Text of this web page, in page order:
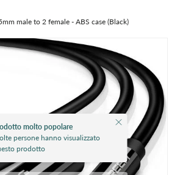
male to 2 female - ABS case (Black)
molto popolare
persone hanno visualizzato
prodotto
Close